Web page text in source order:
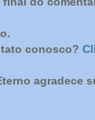
conosco?
agradece